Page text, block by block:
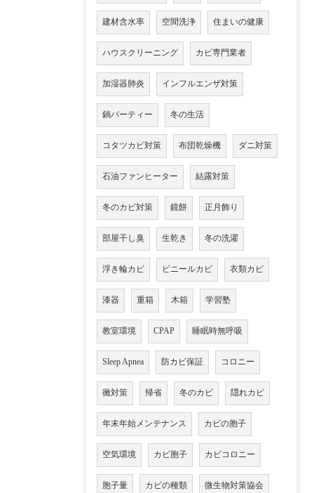
建材含水率 空間洗浄 住まいの健康
ハウスクリーニング カビ専門業者
加湿器肺炎 インフルエンザ対策
鍋パーティー 冬の生活
コタツカビ対策 布団乾燥機 ダニ対策
石油ファンヒーター 結露対策
冬のカビ対策 鏡餅 正月飾り
部屋干し臭 生乾き 冬の洗濯
浮き輪カビ ビニールカビ 衣類カビ
漆器 重箱 木箱 学習塾
教室環境 CPAP 睡眠時無呼吸
Sleep Apnea 防カビ保証 コロニー
黴対策 帰省 冬のカビ 隠れカビ
年末年始メンテナンス カビの胞子
空気環境 カビ胞子 カビコロニー
胞子量 カビの種類 微生物対策協会